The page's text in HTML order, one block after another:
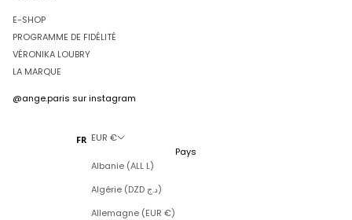
E-SHOP
PROGRAMME DE FIDÉLITÉ
VÉRONIKA LOUBRY
LA MARQUE
@ange.paris sur instagram
FR EUR €
Pays
Albanie (ALL L)
Algérie (DZD د.ج)
Allemagne (EUR €)